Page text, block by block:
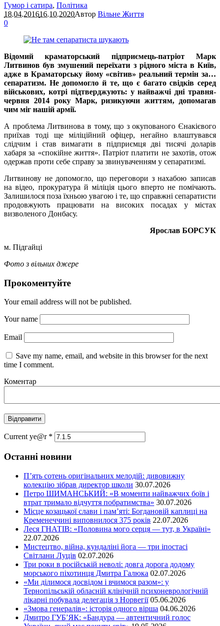
Гумор і сатира, Політика
18.04.201616.10.2020Автор Вільне Життя
0
Відомий краматорський підприємець-патріот Марк
Литвинов був змушений переїхати з рідного міста в Київ,
адже в Краматорську йому «світив» реальний термін за…
сепаратизм. Не допомогло й те, що є багато свідків серед
військових, котрі підтверджують: у найважчі дні травня-
червня 2014 року Марк, ризикуючи життям, допомагав
чим міг нашій армії.
А проблема Литвинова в тому, що з окупованого Єнакієвого
приїхав тоді ще міліційний офіцер, негайно влаштувався
слідчим і став вимагати в підприємця дві тисячі доларів
хабаря за «спокійне життя». Патріот платити не захотів, отож
одержав проти себе справу за звинуваченням у сепаратизмі.
Литвинову не допомогло, що переговори з нахабою записав
на відео, прокуратура й міліція цього вперто не помічають.
Залишилося поза їхньою увагою і те, що справжні сепаратисти
продовжують працювати на високих посадах у містах
визволеного Донбасу.
Ярослав БОРСУК
м. Підгайці
Фото з вільних джере
Прокоментуйте
Your email address will not be published.
Your name
Email
Save my name, email, and website in this browser for the next
time I comment.
Коментар
Current ye@r *
Останні новини
П’ять сотень оригінальних мелодій: дивовижну
колекцію зібрав директор школи 30.07.2026
Петро ШИМАНСЬКИЙ: «В моменти найважчих боїв і
втрат тримало відчуття побратимства» 30.07.2026
Місце козацької слави і пам’яті: Богдановій каплиці на
Кременеччині виповнилося 375 років 22.07.2026
Леся ГНАТІВ: «Половина мого серця — тут, в Україні»
22.07.2026
Мистецтво, війна, кундаліні йога — три іпостасі
Світлани Луців 02.07.2026
Три роки в російській неволі: довга дорога додому
морського піхотинця Дмитра Галюка 02.07.2026
«Ми ділимося досвідом і вчимося разом»: у
Тернопільській обласній клінічній психоневрологічній
лікарні побувала делегація з Норвегії 05.06.2026
«Змова генералів»: історія одного вірша 04.06.2026
Дмитро ГУБ’ЯК: «Бандура — автентичний голос